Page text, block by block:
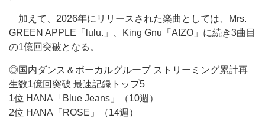
加えて、2026年にリリースされた楽曲としては、Mrs.
GREEN APPLE「lulu.」、King Gnu「AIZO」に続き3曲目
の1億回突破となる。
◎国内ダンス＆ボーカルグループ ストリーミング累計再
生数1億回突破 最速記録トップ5
1位 HANA「Blue Jeans」（10週）
2位 HANA「ROSE」（14週）